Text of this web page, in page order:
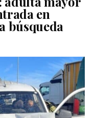
en
búsqueda